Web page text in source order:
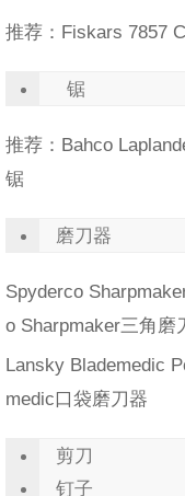
推荐：Fiskars 7857
锯
推荐：Bahco
锯
磨刀器
Spyderco
o Sharpmaker三角磨
Lansky Blademedic
medic口袋磨刀器
剪刀
钉子